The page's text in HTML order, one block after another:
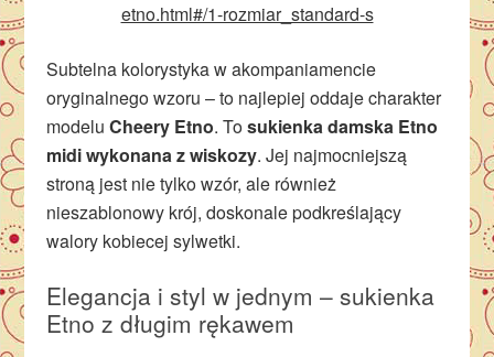
etno.html#/1-rozmiar_standard-s
Subtelna kolorystyka w akompaniamencie
oryginalnego wzoru – to najlepiej oddaje charakter
modeluCheery Etno. Tosukienka damska Etno
midi wykonana z wiskozy. Jej najmocniejszą
stroną jest nie tylko wzór, ale również
nieszablonowy krój, doskonale podkreślający
walory kobiecej sylwetki.
Elegancja i styl w jednym – sukienka
Etno z długim rękawem